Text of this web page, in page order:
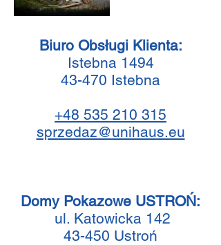
Biuro Obsługi Klienta:
Istebna 1494
43-470 Istebna
+48 535 210 315
sprzedaz@unihaus.eu
Domy Pokazowe USTROŃ:
ul. Katowicka 142
43-450 Ustroń